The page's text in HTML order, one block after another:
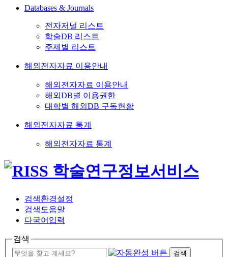
Databases & Journals
전자저널 리스트
학술DB 리스트
주제별 리스트
해외전자자료 이용안내
해외전자자료 이용안내
해외DB별 이용권한
대학별 해외DB 구독현황
해외전자자료 통계
해외전자자료 통계
검색환경설정
검색도움말
다국어입력
검색
검색